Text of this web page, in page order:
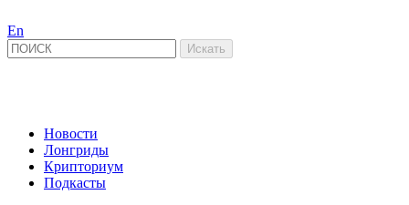
En
Новости
Лонгриды
Крипториум
Подкасты